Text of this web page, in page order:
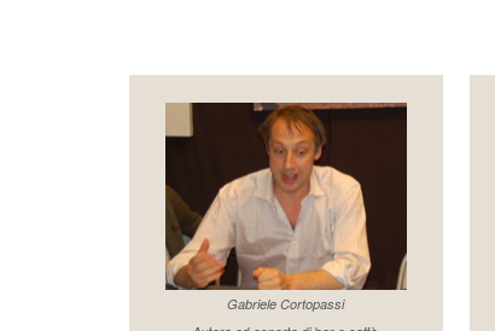
Gabriele Cortopassi